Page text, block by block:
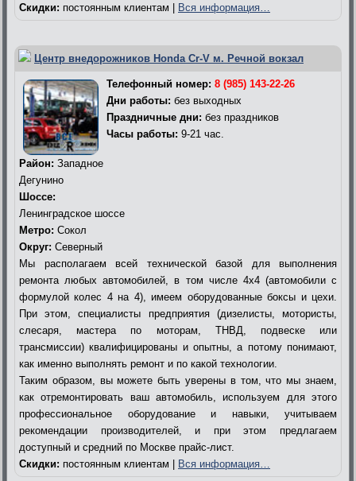
Скидки: постоянным клиентам | Вся информация…
Центр внедорожников Honda Cr-V м. Речной вокзал
Телефонный номер: 8 (985) 143-22-26
Дни работы: без выходных
Праздничные дни: без праздников
Часы работы: 9-21 час.
Район: Западное
Дегунино
Шоссе:
Ленинградское шоссе
Метро: Сокол
Округ: Северный
Мы располагаем всей технической базой для выполнения
ремонта любых автомобилей, в том числе 4х4 (автомобили с
формулой колес 4 на 4), имеем оборудованные боксы и цехи.
При этом, специалисты предприятия (дизелисты, мотористы,
слесаря, мастера по моторам, ТНВД, подвеске или
трансмиссии) квалифицированы и опытны, а потому понимают,
как именно выполнять ремонт и по какой технологии.
Таким образом, вы можете быть уверены в том, что мы знаем,
как отремонтировать ваш автомобиль, используем для этого
профессиональное оборудование и навыки, учитываем
рекомендации производителей, и при этом предлагаем
доступный и средний по Москве прайс-лист.
Скидки: постоянным клиентам | Вся информация…